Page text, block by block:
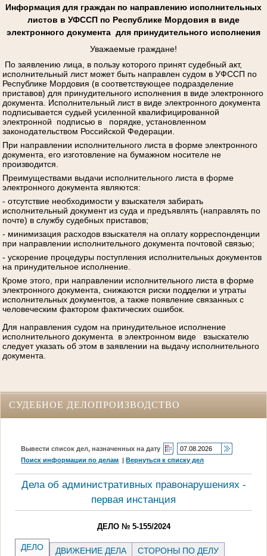
Информация для граждан по направлению исполнительных
листов в УФССП по Республике Мордовия в виде
электронного документа для принудительного исполнения
Уважаемые граждане!
По заявлению лица, в пользу которого принят судебный акт,
исполнительный лист может быть направлен судом в УФССП по
Республике Мордовия (в соответствующее подразделение
приставов) для принудительного исполнения в виде электронного
документа. Исполнительный лист в виде электронного документа
подписывается судьей усиленной квалифицированной
электронной подписью в порядке, установленном
законодательством Российской Федерации.
При направлении исполнительного листа в форме электронного
документа, его изготовление на бумажном носителе не
производится.
Преимуществами выдачи исполнительного листа в форме
электронного документа являются:
- отсутствие необходимости у взыскателя забирать
исполнительный документ из суда и предъявлять (направлять по
почте) в службу судебных приставов;
- минимизация расходов взыскателя на оплату корреспонденции
при направлении исполнительного документа почтовой связью;
- ускорение процедуры поступления исполнительных документов
на принудительное исполнение.
Кроме этого, при направлении исполнительного листа в форме
электронного документа, снижаются риски подделки и утраты
исполнительных документов, а также появление связанных с
человеческим фактором фактических ошибок.
Для направления судом на принудительное исполнение
исполнительного документа в электронном виде взыскателю
следует указать об этом в заявлении на выдачу исполнительного
документа.
СУДЕБНОЕ ДЕЛОПРОИЗВОДСТВО
Вывести список дел, назначенных на дату
Поиск информации по делам |Вернуться к списку дел
Дела об административных правонарушениях -
первая инстанция
ДЕЛО № 5-155/2024
ДЕЛО ДВИЖЕНИЕ ДЕЛА СТОРОНЫ ПО ДЕЛУ